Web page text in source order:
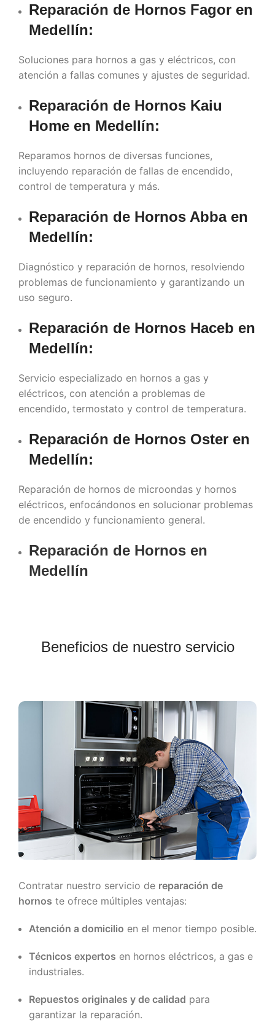
Reparación de Hornos Fagor en
Medellín:
Soluciones para hornos a gas y eléctricos, con
atención a fallas comunes y ajustes de seguridad.
Reparación de Hornos Kaiu
Home en Medellín:
Reparamos hornos de diversas funciones,
incluyendo reparación de fallas de encendido,
control de temperatura y más.
Reparación de Hornos Abba en
Medellín:
Diagnóstico y reparación de hornos, resolviendo
problemas de funcionamiento y garantizando un
uso seguro.
Reparación de Hornos Haceb en
Medellín:
Servicio especializado en hornos a gas y
eléctricos, con atención a problemas de
encendido, termostato y control de temperatura.
Reparación de Hornos Oster en
Medellín:
Reparación de hornos de microondas y hornos
eléctricos, enfocándonos en solucionar problemas
de encendido y funcionamiento general.
Reparación de Hornos en
Medellín
Beneficios de nuestro servicio
Contratar nuestro servicio de reparación de
hornos te ofrece múltiples ventajas:
Atención a domicilio en el menor tiempo posible.
Técnicos expertos en hornos eléctricos, a gas e
industriales.
Repuestos originales y de calidad para
garantizar la reparación.